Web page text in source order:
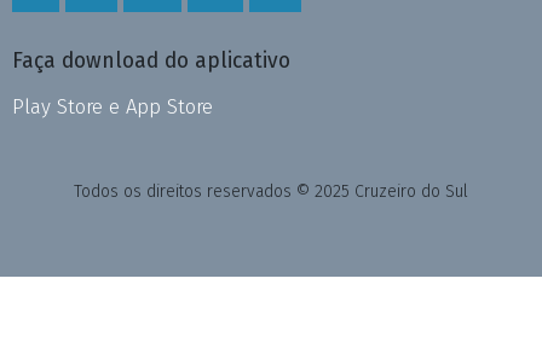
Faça download do aplicativo
Play Store e App Store
Todos os direitos reservados © 2025 Cruzeiro do Sul